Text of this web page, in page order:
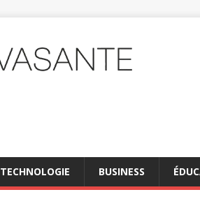
TECHNOLOGIE BUSINESS